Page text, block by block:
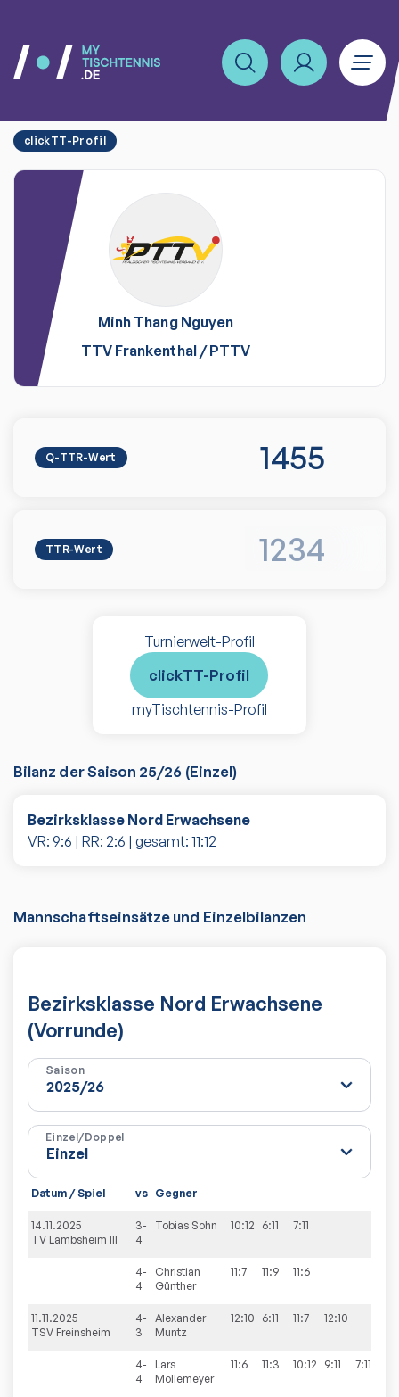
clickTT-Profil
Minh Thang Nguyen
TTV Frankenthal/PTTV
Q-TTR-Wert 1455
TTR-Wert 1234
Turnierwelt-Profil
clickTT-Profil
myTischtennis-Profil
Bilanz der Saison 25/26 (Einzel)
Bezirksklasse Nord Erwachsene
VR: 9:6 | RR: 2:6 | gesamt: 11:12
Mannschaftseinsätze und Einzelbilanzen
Bezirksklasse Nord Erwachsene
(Vorrunde)
Saison
Einzel/Doppel
Datum / Spiel vs Gegner
14.11.2025
TV Lambsheim III
3-
4
Tobias Sohn 10:12 6:11 7:11
4-
4
Christian
Günther
11:7 11:9 11:6
11.11.2025
TSV Freinsheim
4-
3
Alexander
Muntz
12:10 6:11 11:7 12:10
4-
4
Lars
Mollemeyer
11:6 11:3 10:12 9:11 7:11